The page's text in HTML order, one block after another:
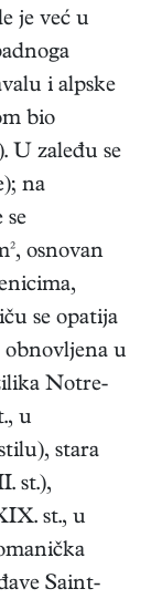
je već u
i alpske
bio
U zaleđu se
na
se
osnovan
se opatija
obnovljena u
Notre-
u
stara
st.),
st., u
Saint-